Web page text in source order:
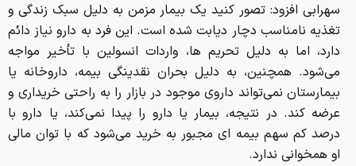
سهرابی افزود: تصور کنید یک بیمار مزمن به دلیل سبک زندگی و
تغذیه نامناسب دچار دیابت شده است. این فرد به دارو نیاز دائم
دارد، اما به دلیل تحریم ها، واردات انسولین با تأخیر مواجه
می‌شود. همچنین، به دلیل بحران نقدینگی بیمه، داروخانه یا
بیمارستان نمی‌تواند داروی موجود در بازار را به‌ راحتی خریداری و
عرضه کند. در نتیجه، بیمار یا دارو را پیدا نمی‌کند، یا دارو با
درصد کم سهم بیمه ای مجبور به خرید می‌شود که با توان مالی
او همخوانی ندارد.